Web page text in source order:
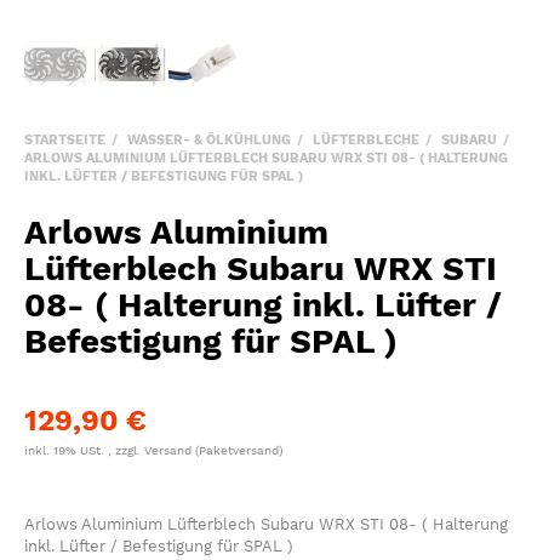
STARTSEITE WASSER- & ÖLKÜHLUNG LÜFTERBLECHE
SUBARU
ARLOWS ALUMINIUM LÜFTERBLECH SUBARU WRX STI 08- ( HALTERUNG
INKL. LÜFTER / BEFESTIGUNG FÜR SPAL )
Arlows Aluminium
Lüfterblech Subaru WRX STI
08- ( Halterung inkl. Lüfter /
Befestigung für SPAL )
129,90 €
inkl. 19% USt. , zzgl. Versand (Paketversand)
Arlows Aluminium Lüfterblech Subaru WRX STI 08- ( Halterung
inkl. Lüfter / Befestigung für SPAL )